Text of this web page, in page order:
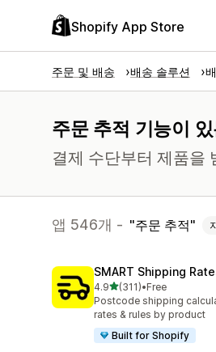
Shopify App Store
주문 및 배송 배송 솔루션
주문 추적 기능이
결제 수단부터 제품을
앱 546개 - 주문 추적
SMART Shipping
4.9별 5개 중
(311)
총 리뷰 311개
•Free
Postcode shipping
rates & rules by product
Built for Shopify